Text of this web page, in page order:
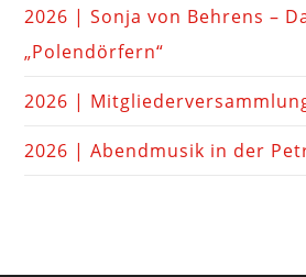
2026 | Sonja von Behrens –
„Polendörfern“
2026 |
2026 | Abendmusik in der